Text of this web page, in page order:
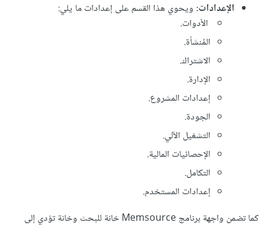
الإعدادات: ويحوي هذا القسم على إعدادات ما يلي:
الأدوات.
المُنشأة.
الاشتراك.
الإدارة.
إعدادات المشروع.
الجودة.
التشغيل الآلي.
الإحصائيات المالية.
التكامل.
إعدادات المستخدم.
كما تضمن واجهة برنامج Memsource خانة للبحث وخانة تؤدي إلى